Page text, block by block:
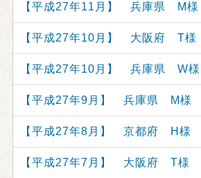
【平成27年11月】 兵庫県 M様
【平成27年10月】 大阪府 T様
【平成27年10月】 兵庫県 W様
【平成27年9月】 兵庫県 M様
【平成27年8月】 京都府 H様
【平成27年7月】 大阪府 T様